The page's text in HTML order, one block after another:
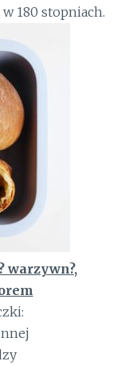
180 stopniach.
warzywn?,